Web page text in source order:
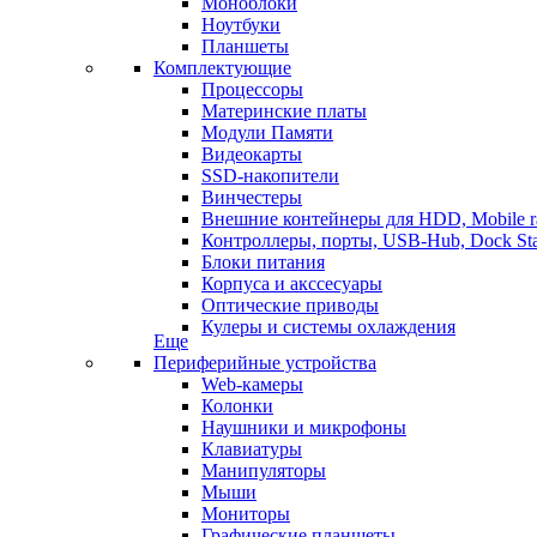
Ноутбуки
Планшеты
Комплектующие
Процессоры
Материнские платы
Модули Памяти
Видеокарты
SSD-накопители
Винчестеры
Внешние контейнеры для HDD, Mobile
Контроллеры, порты, USB-Hub, Dock
Блоки питания
Корпуса и акссесуары
Оптические приводы
Кулеры и системы охлаждения
Еще
Периферийные устройства
Web-камеры
Колонки
Наушники и микрофоны
Клавиатуры
Манипуляторы
Мыши
Мониторы